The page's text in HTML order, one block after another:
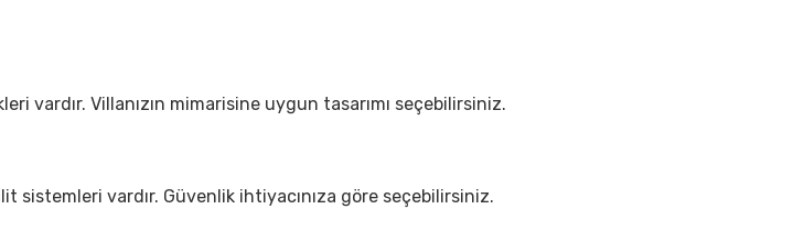
vardır. Villanızın mimarisine uygun tasarımı seçebilirsiniz.
vardır. Güvenlik ihtiyacınıza göre seçebilirsiniz.